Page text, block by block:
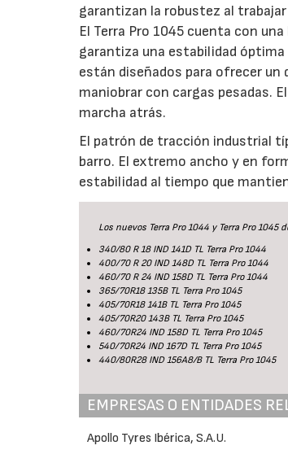
garantizan la robustez al trabajar
El Terra Pro 1045 cuenta con
garantiza una estabilidad
están diseñados para ofrecer
maniobrar con cargas pesadas.
marcha atrás.
El patrón de tracción industrial
barro. El extremo ancho y en
estabilidad al tiempo que
Los nuevos Terra Pro 1044 y Terra Pro
340/80 R 18 IND 141D TL Terra Pro 1044
400/70 R 20 IND 148D TL Terra Pro 1044
460/70 R 24 IND 158D TL Terra Pro 1044
365/70R18 135B TL Terra Pro 1045
405/70R18 141B TL Terra Pro 1045
405/70R20 143B TL Terra Pro 1045
460/70R24 IND 158D TL Terra Pro 1045
540/70R24 IND 167D TL Terra Pro 1045
440/80R28 IND 156A8/B TL Terra Pro 1045
EMPRESAS O ENTIDADES
Apollo Tyres Ibérica, S.A.U.